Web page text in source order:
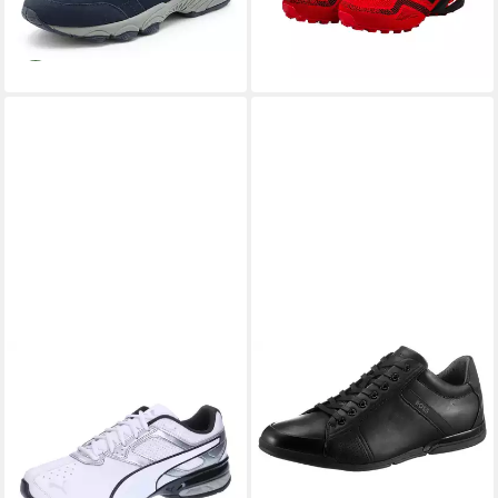
Sneaker Slip-On-Sneaker zum
Reinschlüpfen aus Leder
-30%